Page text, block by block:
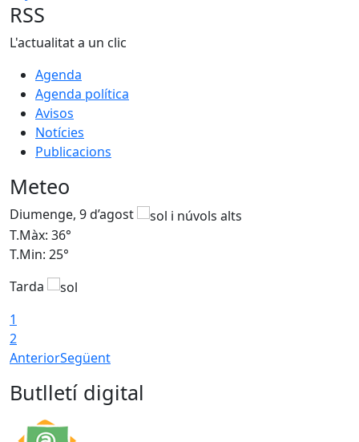
RSS
L'actualitat a un clic
Agenda
Agenda política
Avisos
Notícies
Publicacions
Meteo
Diumenge, 9 d’agost
T.Màx: 36°
T.Min: 25°
Tarda
1
2
AnteriorSegüent
Butlletí digital